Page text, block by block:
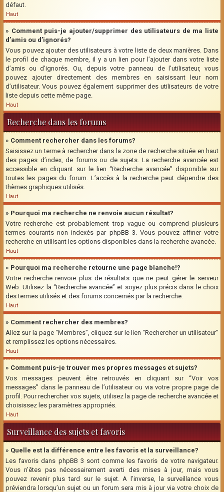
défaut.
Haut
» Comment puis-je ajouter/supprimer des utilisateurs de ma liste
d’amis ou d’ignorés?
Vous pouvez ajouter des utilisateurs à votre liste de deux manières. Dans
le profil de chaque membre, il y a un lien pour l’ajouter dans votre liste
d’amis ou d’ignorés. Ou, depuis votre panneau de l’utilisateur, vous
pouvez ajouter directement des membres en saisissant leur nom
d’utilisateur. Vous pouvez également supprimer des utilisateurs de votre
liste depuis cette même page.
Haut
Recherche dans les forums
» Comment rechercher dans les forums?
Saisissez un terme à rechercher dans la zone de recherche située en haut
des pages d’index, de forums ou de sujets. La recherche avancée est
accessible en cliquant sur le lien “Recherche avancée” disponible sur
toutes les pages du forum. L’accès à la recherche peut dépendre des
thèmes graphiques utilisés.
Haut
» Pourquoi ma recherche ne renvoie aucun résultat?
Votre recherche est probablement trop vague ou comprend plusieurs
termes courants non indexés par phpBB 3. Vous pouvez affiner votre
recherche en utilisant les options disponibles dans la recherche avancée.
Haut
» Pourquoi ma recherche retourne une page blanche!?
Votre recherche renvoie plus de résultats que ne peut gérer le serveur
Web. Utilisez la “Recherche avancée” et soyez plus précis dans le choix
des termes utilisés et des forums concernés par la recherche.
Haut
» Comment rechercher des membres?
Allez sur la page “Membres”, cliquez sur le lien “Rechercher un utilisateur”
et remplissez les options nécessaires.
Haut
» Comment puis-je trouver mes propres messages et sujets?
Vos messages peuvent être retrouvés en cliquant sur “Voir vos
messages” dans le panneau de l’utilisateur ou via votre propre page de
profil. Pour rechercher vos sujets, utilisez la page de recherche avancée et
choisissez les paramètres appropriés.
Haut
Surveillance des sujets et favoris
» Quelle est la différence entre les favoris et la surveillance?
Les favoris dans phpBB 3 sont comme les favoris de votre navigateur.
Vous n’êtes pas nécessairement averti des mises à jour, mais vous
pouvez revenir plus tard sur le sujet. A l’inverse, la surveillance vous
préviendra lorsqu’un sujet ou un forum sera mis à jour via votre choix de